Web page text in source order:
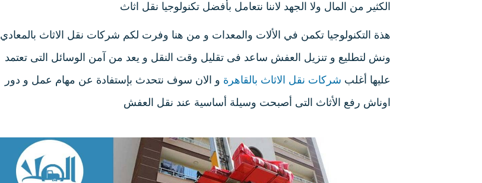
الكثير من المال ولا الجهد لاننا نتعامل بأفضل تكنولوجيا نقل اثاث
هذة التكنولوجيا تكمن في الألات والمعدات و من هنا وفرت لكم شركات نقل الاثاث بالمعادي
ونش لتطليع و تنزيل العفش ساعد فى تقليل وقت النقل و يعد من آمن الوسائل التى تعتمد
عليها أغلب شركات نقل الاثاث بالقاهرة و الان سوف نتحدث بإستفادة عن مهام عمل و دور
اوناش رفع الأثاث التى أصبحت وسيلة أساسية عند نقل العفش